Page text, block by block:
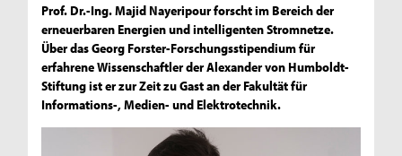
Prof. Dr.-Ing. Majid Nayeripour forscht im Bereich der
erneuerbaren Energien und intelligenten Stromnetze.
Über das Georg Forster-Forschungsstipendium für
erfahrene Wissenschaftler der Alexander von Humboldt-
Stiftung ist er zur Zeit zu Gast an der Fakultät für
Informations-, Medien- und Elektrotechnik.